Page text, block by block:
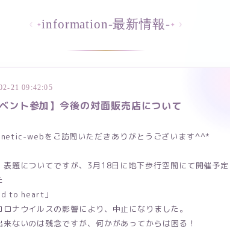
information-最新情報-
21 09:42:05
ベント参加】今後の対面販売店について
webをご訪問いただきありがとうございます^^*
表題についてですが、3月18日に地下歩行空間にて開催予定
to heart」
ロナウイルスの影響により、中止になりました。
来ないのは残念ですが、何かがあってからは困る！